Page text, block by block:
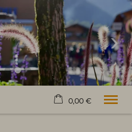
0,00 €